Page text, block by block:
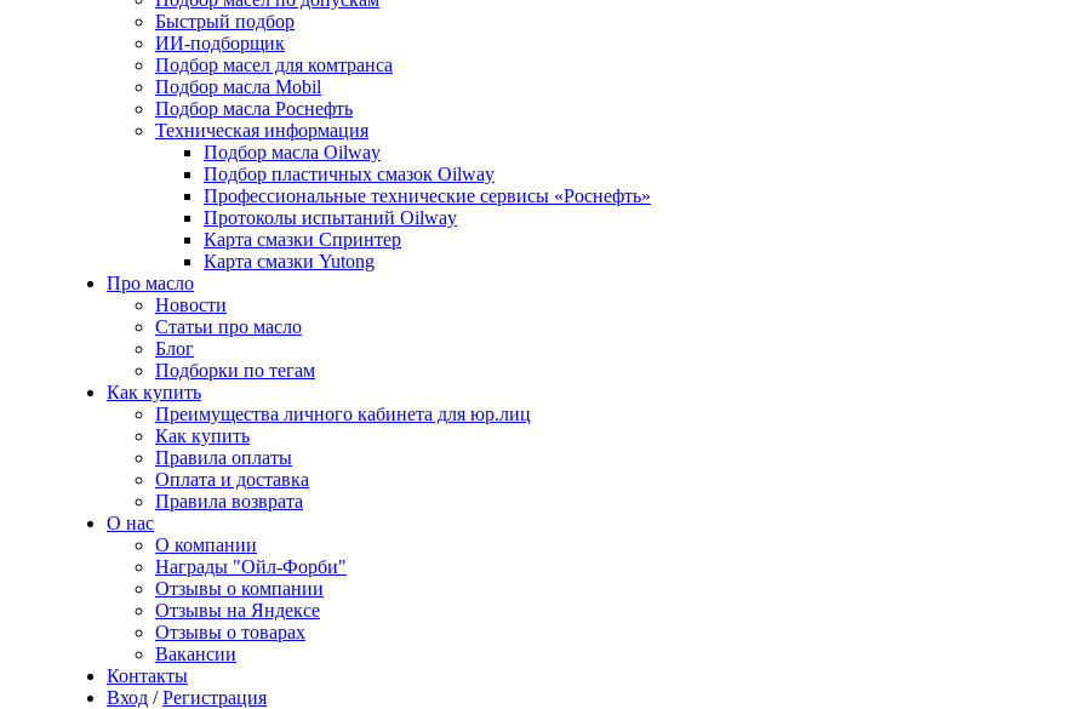
Быстрый подбор
ИИ-подборщик
Подбор масел для комтранса
Подбор масла Mobil
Подбор масла Роснефть
Техническая информация
Подбор масла Oilway
Подбор пластичных смазок Oilway
Профессиональные технические сервисы «Роснефть»
Протоколы испытаний Oilway
Карта смазки Спринтер
Карта смазки Yutong
Про масло
Новости
Статьи про масло
Блог
Подборки по тегам
Как купить
Преимущества личного кабинета для юр.лиц
Как купить
Правила оплаты
Оплата и доставка
Правила возврата
О нас
О компании
Награды "Ойл-Форби"
Отзывы о компании
Отзывы на Яндексе
Отзывы о товарах
Вакансии
Контакты
Вход / Регистрация